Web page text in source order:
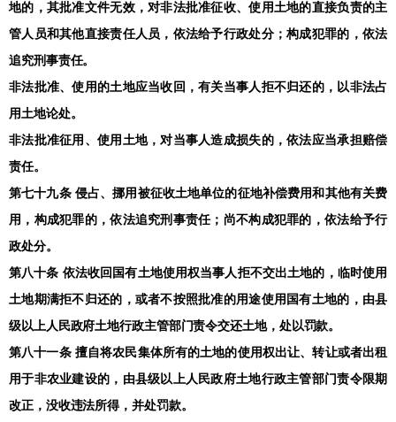
地的，其批准文件无效，对非法批准征收、使用土地的直接负责的主
管人员和其他直接责任人员，依法给予行政处分；构成犯罪的，依法
追究刑事责任。
非法批准、使用的土地应当收回，有关当事人拒不归还的，以非法占
用土地论处。
非法批准征用、使用土地，对当事人造成损失的，依法应当承担赔偿
责任。
第七十九条 侵占、挪用被征收土地单位的征地补偿费用和其他有关费
用，构成犯罪的，依法追究刑事责任；尚不构成犯罪的，依法给予行
政处分。
第八十条 依法收回国有土地使用权当事人拒不交出土地的，临时使用
土地期满拒不归还的，或者不按照批准的用途使用国有土地的，由县
级以上人民政府土地行政主管部门责令交还土地，处以罚款。
第八十一条 擅自将农民集体所有的土地的使用权出让、转让或者出租
用于非农业建设的，由县级以上人民政府土地行政主管部门责令限期
改正，没收违法所得，并处罚款。